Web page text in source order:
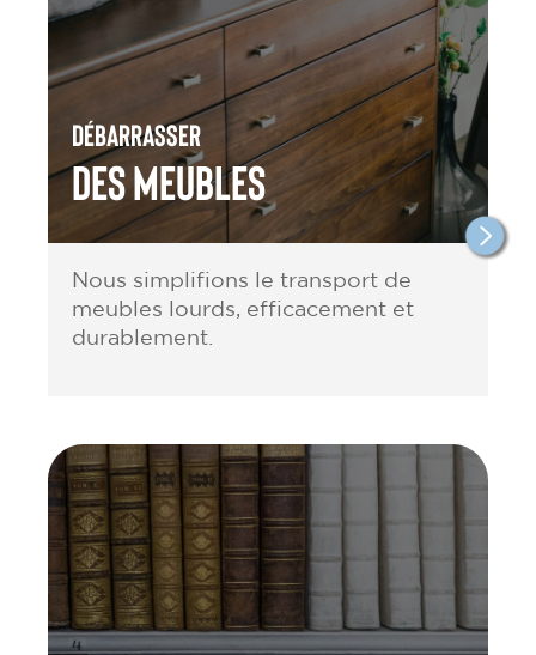
Débarrasser
des meubles
Nous simplifions le transport de
meubles lourds, efficacement et
durablement.